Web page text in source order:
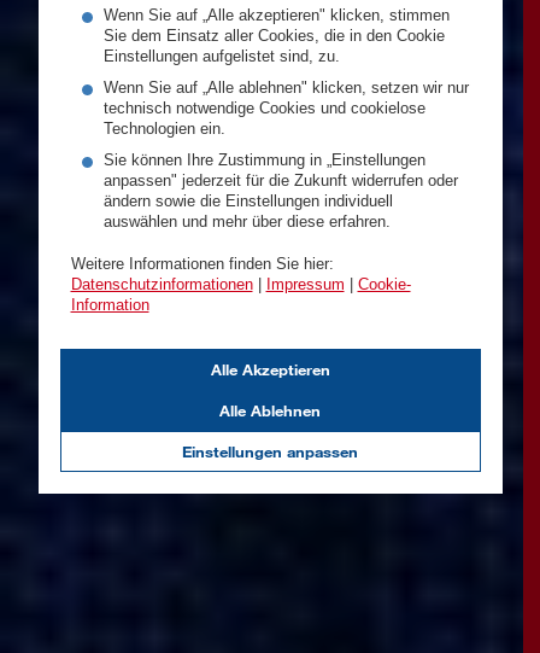
Wenn Sie auf „Alle akzeptieren" klicken, stimmen
Sie dem Einsatz aller Cookies, die in den Cookie
Einstellungen aufgelistet sind, zu.
Wenn Sie auf „Alle ablehnen" klicken, setzen wir nur
technisch notwendige Cookies und cookielose
Technologien ein.
Sie können Ihre Zustimmung in „Einstellungen
anpassen" jederzeit für die Zukunft widerrufen oder
ändern sowie die Einstellungen individuell
auswählen und mehr über diese erfahren.
Weitere Informationen finden Sie hier:
Datenschutzinformationen| Impressum
Cookie-
Information
Einstellungen anpassen
Alle Ablehnen
Alle Akzeptieren